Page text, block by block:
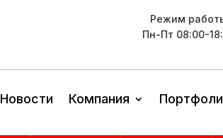
Режим
Пн-Пт 08:00-
Новости Компания